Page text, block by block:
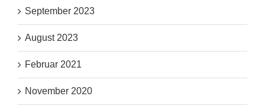
September 2023
August 2023
Februar 2021
November 2020